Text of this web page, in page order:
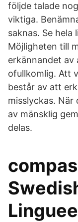
följde talade
viktiga.
saknas. Se hela
Möjligheten till
erkännandet av
ofullkomlig. Att
består av att
misslyckas. När
av mänsklig
delas.
Linguee